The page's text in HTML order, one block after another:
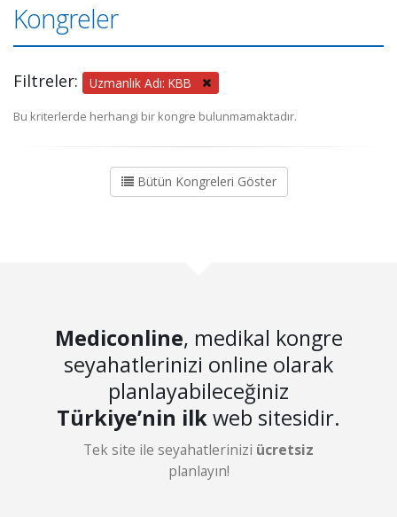
Kongreler
Filtreler: Uzmanlık Adı: KBB
Bu kriterlerde herhangi bir kongre bulunmamaktadır.
Bütün Kongreleri Göster
Mediconline, medikal kongre
seyahatlerinizi online olarak
planlayabileceğiniz
Türkiye’nin ilkweb sitesidir.
Tek site ile seyahatlerinizi ücretsiz
planlayın!